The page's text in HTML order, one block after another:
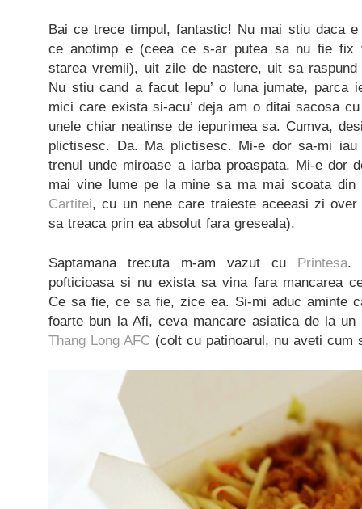
Bai ce trece timpul, fantastic! Nu mai stiu daca
ce anotimp e (ceea ce s-ar putea sa nu fie fix
starea vremii), uit zile de nastere, uit sa
Nu stiu cand a facut Iepu’ o luna jumate, parca
mici care exista si-acu’ deja am o ditai sacosa
unele chiar neatinse de iepurimea sa. Cumva,
plictisesc. Da. Ma plictisesc. Mi-e dor sa-mi
trenul unde miroase a iarba proaspata. Mi-e dor
mai vine lume pe la mine sa ma mai scoata
Cartitei, cu un nene care traieste aceeasi zi
sa treaca prin ea absolut fara greseala).
Saptamana trecuta m-am vazut cu Printesa.
pofticioasa si nu exista sa vina fara mancarea
Ce sa fie, ce sa fie, zice ea. Si-mi aduc aminte
foarte bun la Afi, ceva mancare asiatica de la
Thang Long AFC (colt cu patinoarul, nu aveti cum